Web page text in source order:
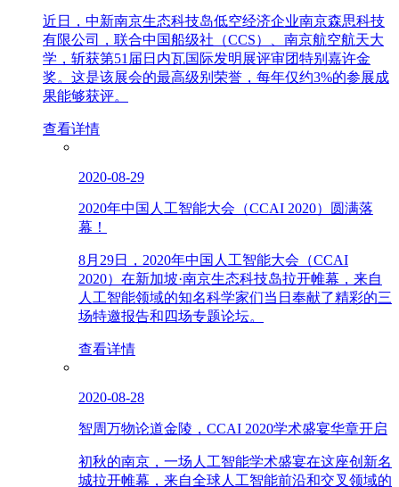
近日，中新南京生态科技岛低空经济企业南京森思科技
有限公司，联合中国船级社（CCS）、南京航空航天大
学，斩获第51届日内瓦国际发明展评审团特别嘉许金
奖。这是该展会的最高级别荣誉，每年仅约3%的参展成
果能够获评。
查看详情
2020-08-29
2020年中国人工智能大会（CCAI 2020）圆满落
幕！
8月29日，2020年中国人工智能大会（CCAI
2020）在新加坡·南京生态科技岛拉开帷幕，来自
人工智能领域的知名科学家们当日奉献了精彩的三
场特邀报告和四场专题论坛。
查看详情
2020-08-28
智周万物论道金陵，CCAI 2020学术盛宴华章开启
初秋的南京，一场人工智能学术盛宴在这座创新名
城拉开帷幕，来自全球人工智能前沿和交叉领域的